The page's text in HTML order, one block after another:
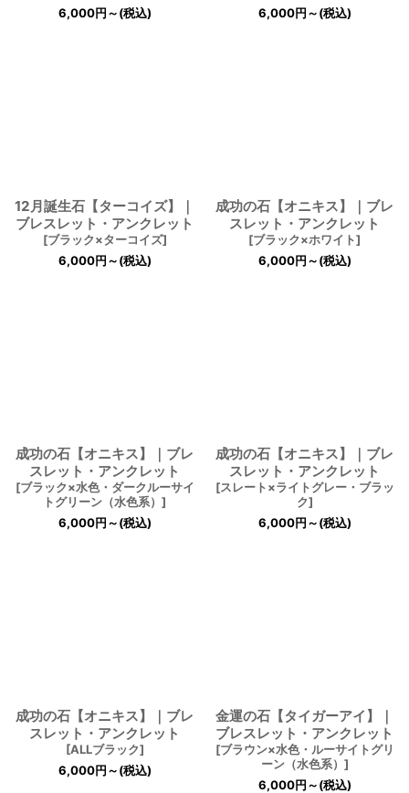
6,000円～(税込)
6,000円～(税込)
12月誕生石【ターコイズ】｜
ブレスレット・アンクレット
[ブラック×ターコイズ]
6,000円～(税込)
成功の石【オニキス】｜ブレ
スレット・アンクレット
[ブラック×ホワイト]
6,000円～(税込)
成功の石【オニキス】｜ブレ
スレット・アンクレット
[ブラック×水色・ダークルーサイ
トグリーン（水色系） ]
6,000円～(税込)
成功の石【オニキス】｜ブレ
スレット・アンクレット
[スレート×ライトグレー・ブラッ
ク]
6,000円～(税込)
成功の石【オニキス】｜ブレ
スレット・アンクレット
[ALLブラック]
6,000円～(税込)
金運の石【タイガーアイ】｜
ブレスレット・アンクレット
[ブラウン×水色・ルーサイトグリ
ーン（水色系） ]
6,000円～(税込)